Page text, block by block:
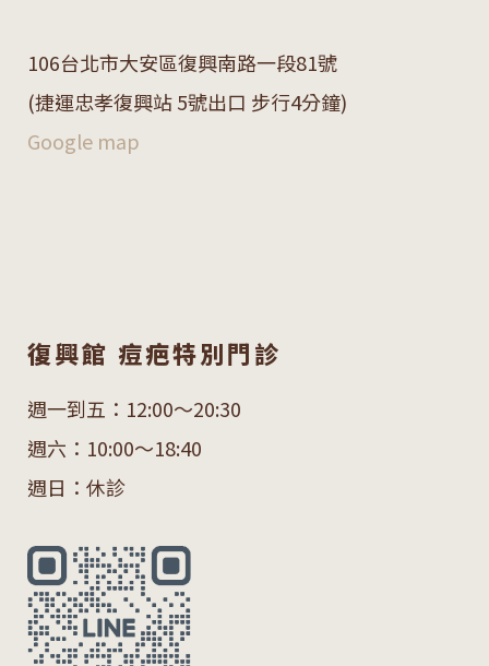
106台北市大安區復興南路一段81號
(捷運忠孝復興站 5號出口 步行4分鐘)
Google map
復興館 痘疤特別門診
週一到五：12:00～20:30
週六：10:00～18:40
週日：休診